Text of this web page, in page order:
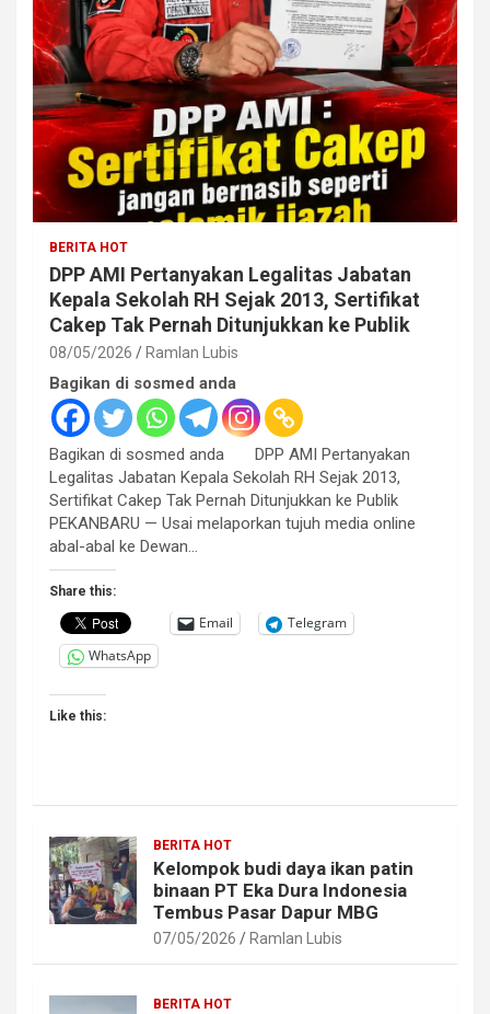
BERITA HOT
DPP AMI Pertanyakan Legalitas Jabatan
Kepala Sekolah RH Sejak 2013, Sertifikat
Cakep Tak Pernah Ditunjukkan ke Publik
08/05/2026 Ramlan Lubis
Bagikan di sosmed anda
Bagikan di sosmed anda DPP AMI Pertanyakan
Legalitas Jabatan Kepala Sekolah RH Sejak 2013,
Sertifikat Cakep Tak Pernah Ditunjukkan ke Publik
PEKANBARU — Usai melaporkan tujuh media online
abal-abal ke Dewan…
Share this:
Email
Telegram
WhatsApp
Like this:
BERITA HOT
Kelompok budi daya ikan patin
binaan PT Eka Dura Indonesia
Tembus Pasar Dapur MBG
07/05/2026 Ramlan Lubis
BERITA HOT